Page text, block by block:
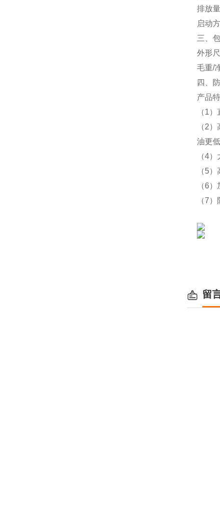
排放
启动
三、
外形
毛重/
四、
产品
（1
（2
油更
（4
（5
（6
（7
留